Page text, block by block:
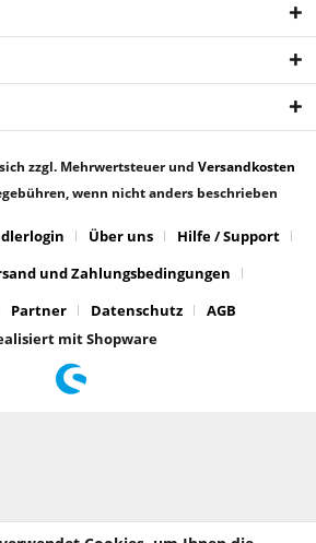
zzgl. Mehrwertsteuer und Versandkosten
wenn nicht anders beschrieben
Über uns
Hilfe / Support
und Zahlungsbedingungen
Partner Datenschutz
AGB
mit Shopware